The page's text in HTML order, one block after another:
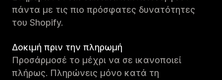
πάντα με τις πιο πρόσφατες δυνατότητες
του Shopify.
Δοκιμή πριν την πληρωμή
Προσάρμοσέ το μέχρι να σε ικανοποιεί
πλήρως. Πληρώνεις μόνο κατά τη